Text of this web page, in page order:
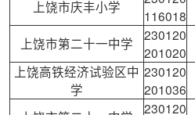
上饶市庆丰小学
116018
上饶市第二十一中学
230120
201020
上饶高铁经济试验区中
学
230120
201036
230120